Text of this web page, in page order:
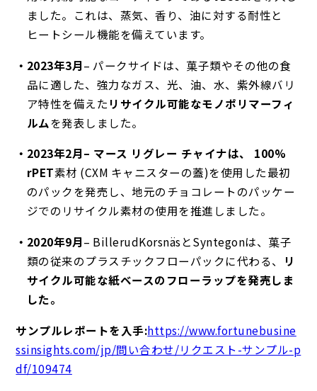
ました。これは、蒸気、香り、油に対する耐性と
ヒートシール機能を備えています。
2023年3月– パークサイドは、菓子類やその他の食
品に適した、強力なガス、光、油、水、紫外線バリ
ア特性を備えた リサイクル可能なモノポリマーフィ
ルムを発表しました。
2023年2月– マース リグレー チャイナは、 100%
rPET素材 (CXM キャニスターの蓋)を使用した最初
のパックを発売し、地元のチョコレートのパッケー
ジでのリサイクル素材の使用を推進しました。
2020年9月– BillerudKorsnäsとSyntegonは、 菓子
類の従来のプラスチックフローパックに代わる、
リ
サイクル可能な紙ベースのフローラップを発売しま
した。
サンプルレポートを入手:https://www.fortunebusine
ssinsights.com/jp/問い合わせ/リクエスト-サンプル-p
df/109474